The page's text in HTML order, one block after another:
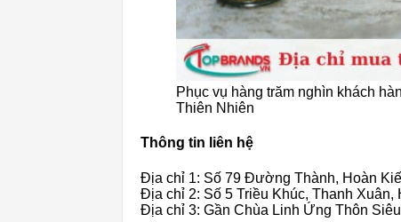
Phục vụ hàng trăm nghìn khách
Thiên Nhiên
Thông tin liên hệ
Địa chỉ 1: Số 79 Đường Thành, Hoàn
Địa chỉ 2: Số 5 Triều Khúc, Thanh Xuân,
Địa chỉ 3: Gần Chùa Linh Ứng Thôn